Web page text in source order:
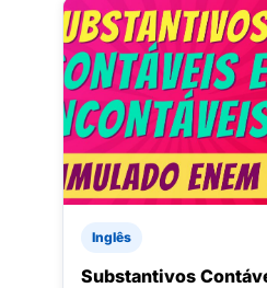
Inglês
Substantivos